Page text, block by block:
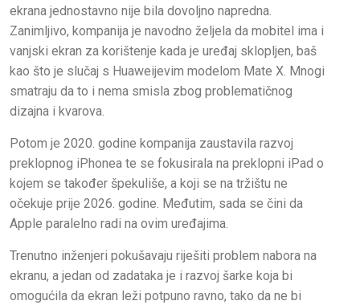
ekrana jednostavno nije bila dovoljno napredna.
Zanimljivo, kompanija je navodno željela da mobitel ima i
vanjski ekran za korištenje kada je uređaj sklopljen, baš
kao što je slučaj s Huaweijevim modelom Mate X. Mnogi
smatraju da to i nema smisla zbog problematičnog
dizajna i kvarova.
Potom je 2020. godine kompanija zaustavila razvoj
preklopnog iPhonea te se fokusirala na preklopni iPad o
kojem se također špekuliše, a koji se na tržištu ne
očekuje prije 2026. godine. Međutim, sada se čini da
Apple paralelno radi na ovim uređajima.
Trenutno inženjeri pokušavaju riješiti problem nabora na
ekranu, a jedan od zadataka je i razvoj šarke koja bi
omogućila da ekran leži potpuno ravno, tako da ne bi